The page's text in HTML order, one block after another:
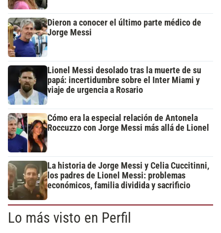
Dieron a conocer el último parte médico de
Jorge Messi
Lionel Messi desolado tras la muerte de su
papá: incertidumbre sobre el Inter Miami y
viaje de urgencia a Rosario
Cómo era la especial relación de Antonela
Roccuzzo con Jorge Messi más allá de Lionel
La historia de Jorge Messi y Celia Cuccitinni,
los padres de Lionel Messi: problemas
económicos, familia dividida y sacrificio
Lo más visto en Perfil